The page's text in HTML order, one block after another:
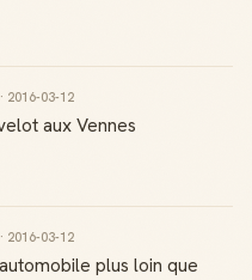
· 2016-03-12
aux Vennes
· 2016-03-12
plus loin que